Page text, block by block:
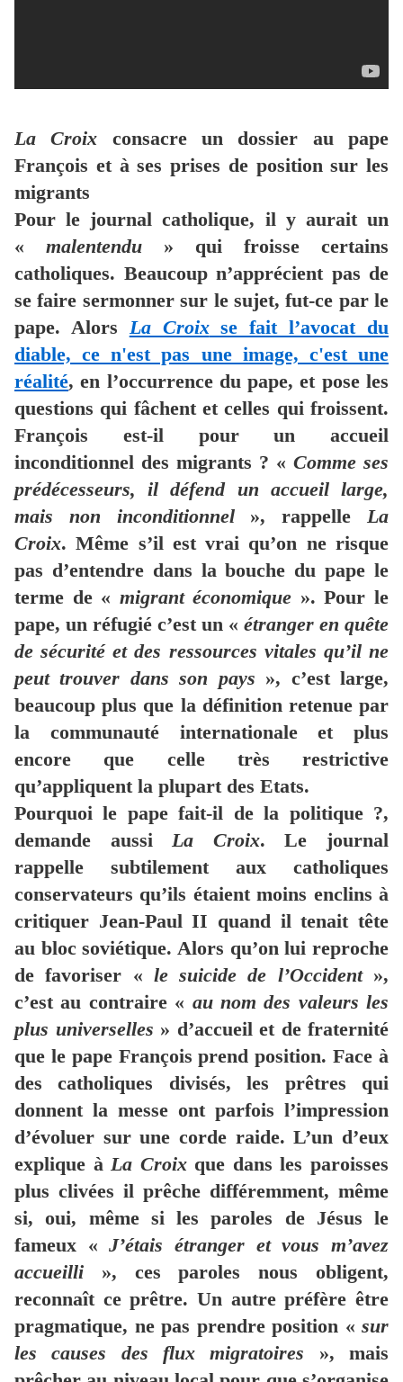
La Croix consacre un dossier au pape
François et à ses prises de position sur les
migrants
Pour le journal catholique, il y aurait un
« malentendu » qui froisse certains
catholiques. Beaucoup n’apprécient pas de
se faire sermonner sur le sujet, fut-ce par le
pape. Alors La Croixse fait l’avocat du
diable, ce n'est pas une image, c'est une
réalité, en l’occurrence du pape, et pose les
questions qui fâchent et celles qui froissent.
François est-il pour un accueil
inconditionnel des migrants ? « Comme ses
prédécesseurs, il défend un accueil large,
mais non inconditionnel», rappelle La
Croix. Même s’il est vrai qu’on ne risque
pas d’entendre dans la bouche du pape le
terme de « migrant économique ». Pour le
pape, un réfugié c’est un « étranger en quête
de sécurité et des ressources vitales qu’il ne
peut trouver dans son pays », c’est large,
beaucoup plus que la définition retenue par
la communauté internationale et plus
encore que celle très restrictive
qu’appliquent la plupart des Etats.
Pourquoi le pape fait-il de la politique ?,
demande aussi La Croix. Le journal
rappelle subtilement aux catholiques
conservateurs qu’ils étaient moins enclins à
critiquer Jean-Paul II quand il tenait tête
au bloc soviétique. Alors qu’on lui reproche
de favoriser « le suicide de l’Occident»,
c’est au contraire « au nom des valeurs les
plus universelles » d’accueil et de fraternité
que le pape François prend position. Face à
des catholiques divisés, les prêtres qui
donnent la messe ont parfois l’impression
d’évoluer sur une corde raide. L’un d’eux
explique à La Croixque dans les paroisses
plus clivées il prêche différemment, même
si, oui, même si les paroles de Jésus le
fameux «J’étais étranger et vous m’avez
accueilli », ces paroles nous obligent,
reconnaît ce prêtre. Un autre préfère être
pragmatique, ne pas prendre position « sur
les causes des flux migratoires », mais